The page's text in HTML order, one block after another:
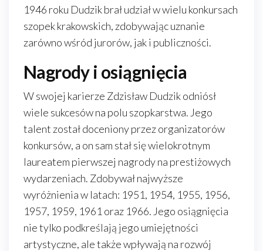
1946 roku Dudzik brał udział w wielu konkursach
szopek krakowskich, zdobywając uznanie
zarówno wśród jurorów, jak i publiczności.
Nagrody i osiągnięcia
W swojej karierze Zdzisław Dudzik odniósł
wiele sukcesów na polu szopkarstwa. Jego
talent został doceniony przez organizatorów
konkursów, a on sam stał się wielokrotnym
laureatem pierwszej nagrody na prestiżowych
wydarzeniach. Zdobywał najwyższe
wyróżnienia w latach: 1951, 1954, 1955, 1956,
1957, 1959, 1961 oraz 1966. Jego osiągnięcia
nie tylko podkreślają jego umiejętności
artystyczne, ale także wpływają na rozwój